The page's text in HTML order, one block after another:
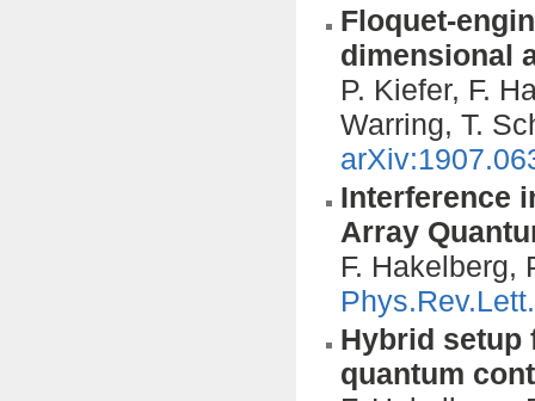
Floquet-
dimensional
P. Kiefer, F.
Warring, T.
Interference
Array
F. Hakelberg,
Hybrid setup
quantum